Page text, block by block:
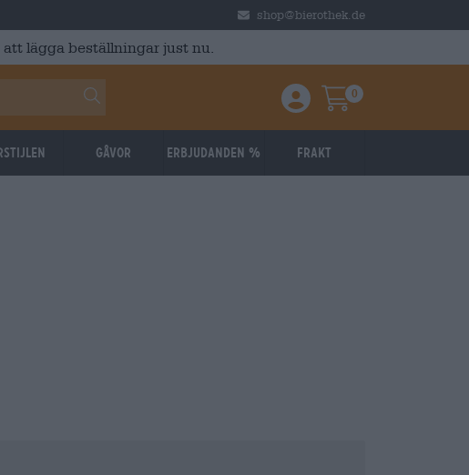
shop@bierothek.de
lägga beställningar just nu.
Einloggen / Anmelden
Warenkorb
0
Gåvor Erbjudanden % Frakt